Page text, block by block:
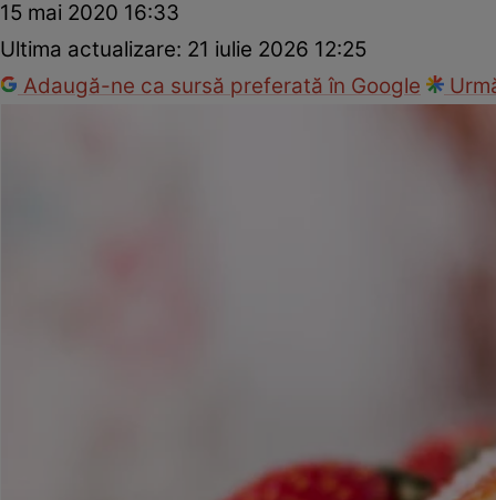
15 mai 2020 16:33
Ultima actualizare: 21 iulie 2026 12:25
Adaugă-ne ca sursă preferată în Google